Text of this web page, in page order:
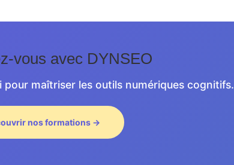
vous avec DYNSEO
maîtriser les outils numériques cognitifs.
nos formations →